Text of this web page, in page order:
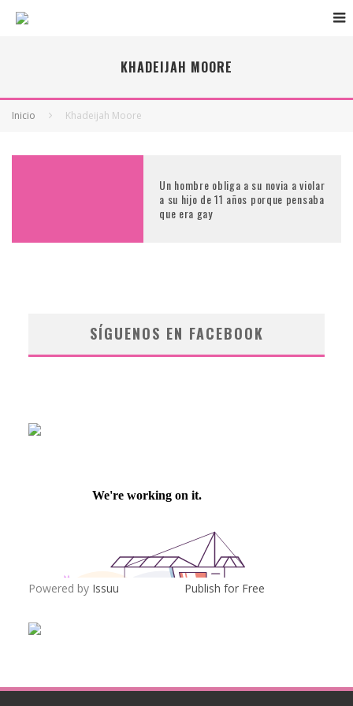
KHADEIJAH MOORE
Inicio Khadeijah Moore
Un hombre obliga a su novia a violar
a su hijo de 11 años porque pensaba
que era gay
SÍGUENOS EN FACEBOOK
Powered by Issuu Publish for Free